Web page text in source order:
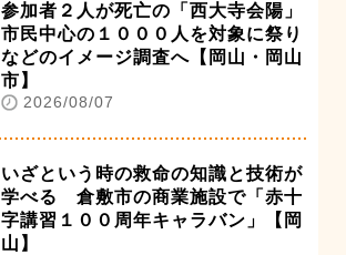
参加者２人が死亡の「西大寺会陽」
市民中心の１０００人を対象に祭り
などのイメージ調査へ【岡山・岡山
市】
2026/08/07
いざという時の救命の知識と技術が
学べる 倉敷市の商業施設で「赤十
字講習１００周年キャラバン」【岡
山】